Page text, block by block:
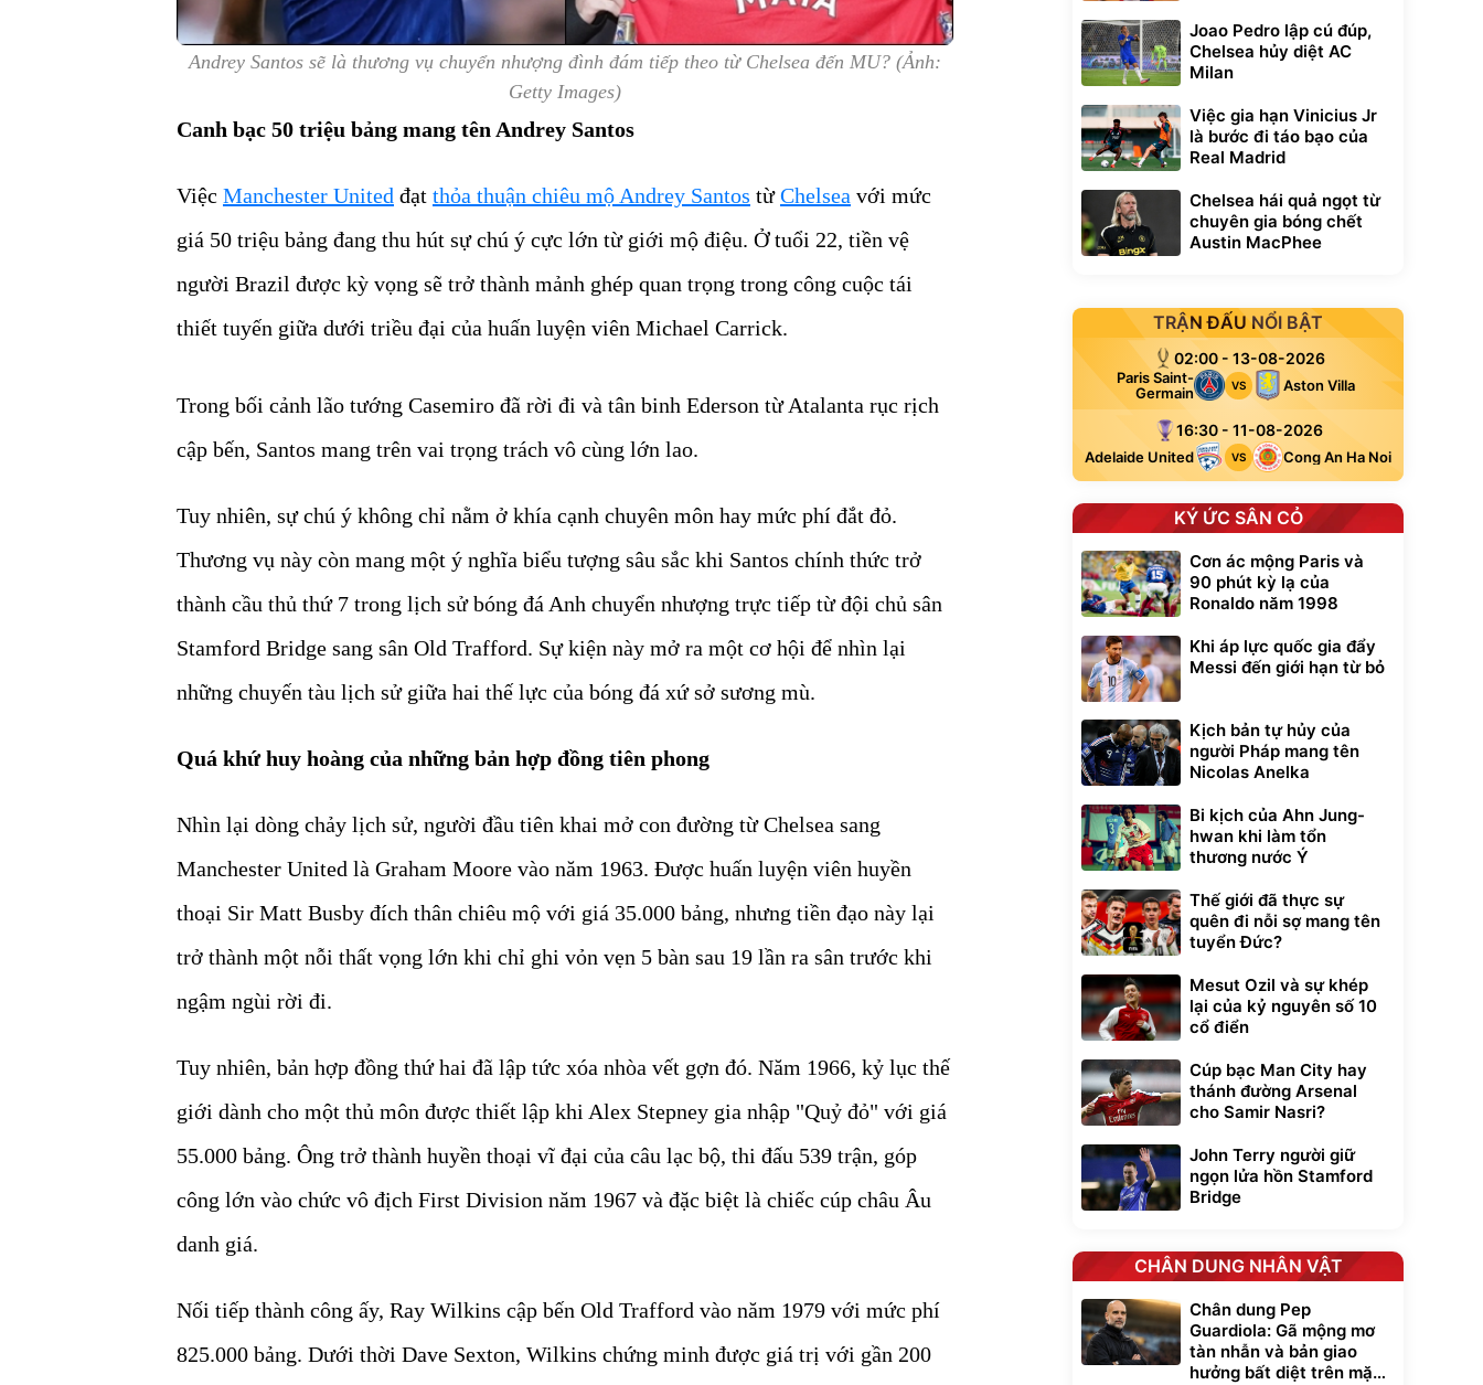
Andrey Santos sẽ là thương vụ chuyển nhượng đình đám tiếp theo từ Chelsea đến MU? (Ảnh:
Getty Images)
Canh bạc 50 triệu bảng mang tên Andrey Santos
Việc Manchester United đạt thỏa thuận chiêu mộ Andrey Santos từChelsea với mức
giá 50 triệu bảng đang thu hút sự chú ý cực lớn từ giới mộ điệu. Ở tuổi 22, tiền vệ
người Brazil được kỳ vọng sẽ trở thành mảnh ghép quan trọng trong công cuộc tái
thiết tuyến giữa dưới triều đại của huấn luyện viên Michael Carrick.
Trong bối cảnh lão tướng Casemiro đã rời đi và tân binh Ederson từ Atalanta rục rịch
cập bến, Santos mang trên vai trọng trách vô cùng lớn lao.
Tuy nhiên, sự chú ý không chỉ nằm ở khía cạnh chuyên môn hay mức phí đắt đỏ.
Thương vụ này còn mang một ý nghĩa biểu tượng sâu sắc khi Santos chính thức trở
thành cầu thủ thứ 7 trong lịch sử bóng đá Anh chuyển nhượng trực tiếp từ đội chủ sân
Stamford Bridge sang sân Old Trafford. Sự kiện này mở ra một cơ hội để nhìn lại
những chuyến tàu lịch sử giữa hai thế lực của bóng đá xứ sở sương mù.
Quá khứ huy hoàng của những bản hợp đồng tiên phong
Nhìn lại dòng chảy lịch sử, người đầu tiên khai mở con đường từ Chelsea sang
Manchester United là Graham Moore vào năm 1963. Được huấn luyện viên huyền
thoại Sir Matt Busby đích thân chiêu mộ với giá 35.000 bảng, nhưng tiền đạo này lại
trở thành một nỗi thất vọng lớn khi chỉ ghi vỏn vẹn 5 bàn sau 19 lần ra sân trước khi
ngậm ngùi rời đi.
Tuy nhiên, bản hợp đồng thứ hai đã lập tức xóa nhòa vết gợn đó. Năm 1966, kỷ lục thế
giới dành cho một thủ môn được thiết lập khi Alex Stepney gia nhập "Quỷ đỏ" với giá
55.000 bảng. Ông trở thành huyền thoại vĩ đại của câu lạc bộ, thi đấu 539 trận, góp
công lớn vào chức vô địch First Division năm 1967 và đặc biệt là chiếc cúp châu Âu
danh giá.
Nối tiếp thành công ấy, Ray Wilkins cập bến Old Trafford vào năm 1979 với mức phí
825.000 bảng. Dưới thời Dave Sexton, Wilkins chứng minh được giá trị với gần 200
Joao Pedro lập cú đúp,
Chelsea hủy diệt AC
Milan
Việc gia hạn Vinicius Jr
là bước đi táo bạo của
Real Madrid
Chelsea hái quả ngọt từ
chuyên gia bóng chết
Austin MacPhee
TRẬN ĐẤU NỔI BẬT
02:00 - 13-08-2026
Paris Saint-
Germain
VS Aston Villa
16:30 - 11-08-2026
Adelaide United VS Cong An Ha Noi
KÝ ỨC SÂN CỎ
Cơn ác mộng Paris và
90 phút kỳ lạ của
Ronaldo năm 1998
Khi áp lực quốc gia đẩy
Messi đến giới hạn từ bỏ
Kịch bản tự hủy của
người Pháp mang tên
Nicolas Anelka
Bi kịch của Ahn Jung-
hwan khi làm tổn
thương nước Ý
Thế giới đã thực sự
quên đi nỗi sợ mang tên
tuyển Đức?
Mesut Ozil và sự khép
lại của kỷ nguyên số 10
cổ điển
Cúp bạc Man City hay
thánh đường Arsenal
cho Samir Nasri?
John Terry người giữ
ngọn lửa hồn Stamford
Bridge
CHÂN DUNG NHÂN VẬT
Chân dung Pep
Guardiola: Gã mộng mơ
tàn nhẫn và bản giao
hưởng bất diệt trên mặt